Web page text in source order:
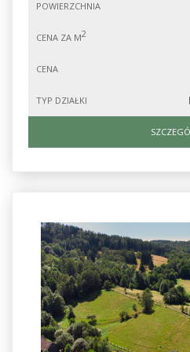
POWIERZCHNIA
CENA ZA M2
CENA
TYP DZIAŁKI